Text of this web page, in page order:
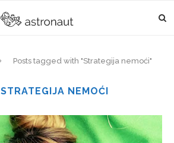
Posts tagged with "Strategija nemoći"
STRATEGIJA NEMOĆI